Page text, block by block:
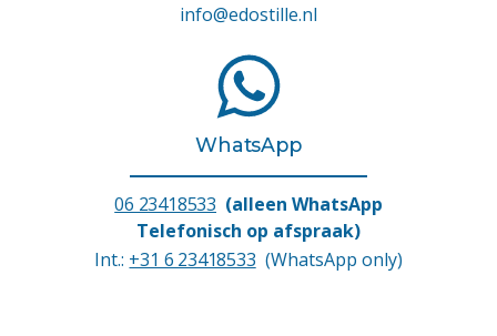
info@edostille.nl
WhatsApp
06 23418533 (alleen WhatsApp
Telefonisch op afspraak)
Int.: +31 6 23418533 (WhatsApp only)